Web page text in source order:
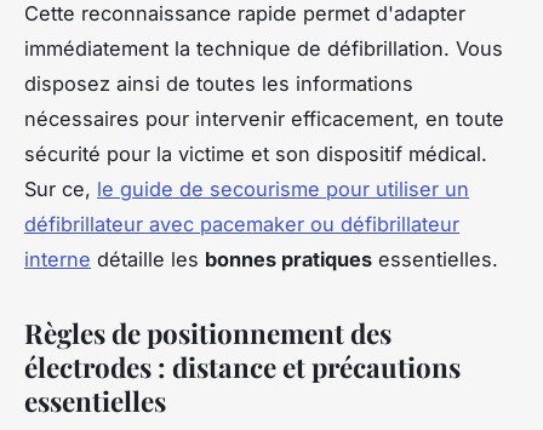
Cette reconnaissance rapide permet d'adapter
immédiatement la technique de défibrillation. Vous
disposez ainsi de toutes les informations
nécessaires pour intervenir efficacement, en toute
sécurité pour la victime et son dispositif médical.
Sur ce, le guide de secourisme pour utiliser un
défibrillateur avec pacemaker ou défibrillateur
interne détaille les bonnes pratiques essentielles.
Règles de positionnement des
électrodes : distance et précautions
essentielles